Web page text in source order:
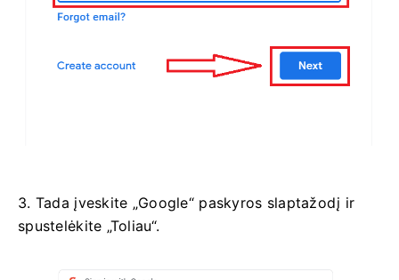
3. Tada įveskite „Google“ paskyros slaptažodį ir
spustelėkite „Toliau“.